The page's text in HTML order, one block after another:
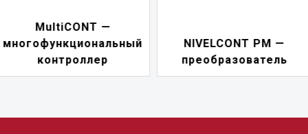
NIVELCONT PM —
преобразователь
переключатель